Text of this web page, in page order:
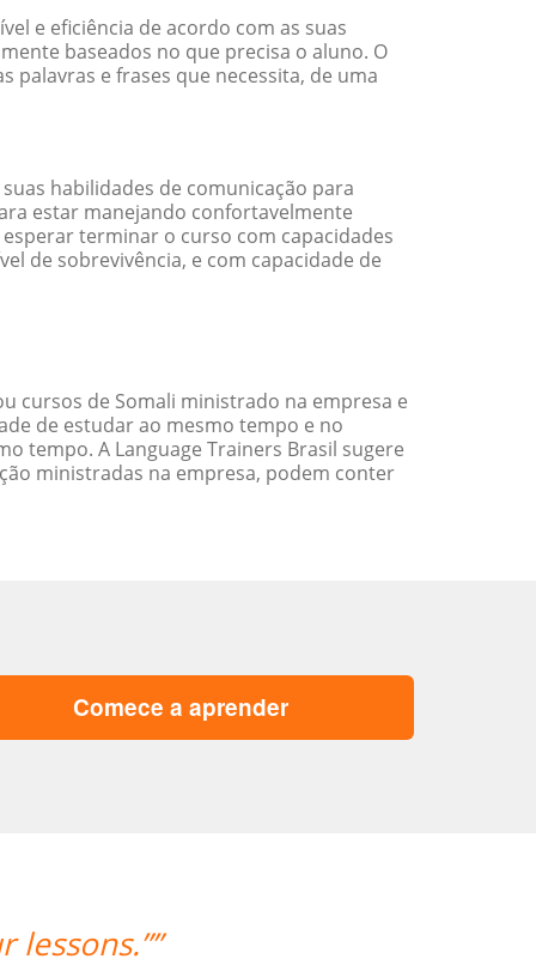
e eficiência de acordo com as suas
baseados no que precisa o aluno. O
palavras e frases que necessita, de uma
habilidades de comunicação para
estar manejando confortavelmente
terminar o curso com capacidades
de sobrevivência, e com capacidade de
cursos de Somali ministrado na empresa e
de estudar ao mesmo tempo e no
tempo. A Language Trainers Brasil sugere
ministradas na empresa, podem conter
Comece a aprender